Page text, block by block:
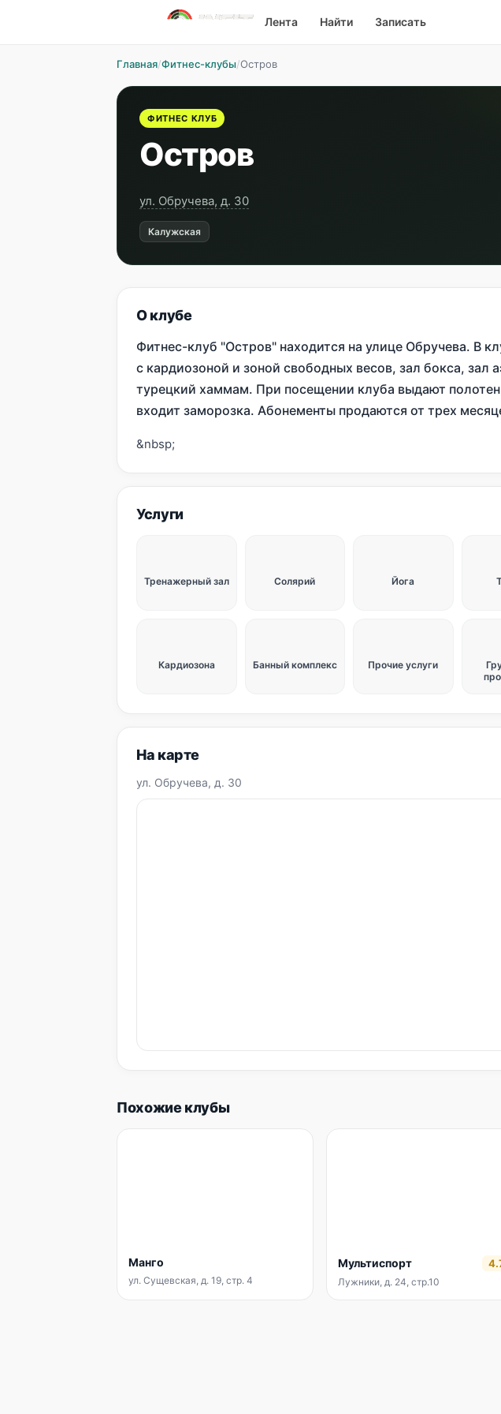
Лента Найти Записать
Главная/Фитнес-клубы/Остров
ФИТНЕС КЛУБ
Остров
ул. Обручева, д. 30
Калужская
О клубе
Фитнес-клуб "Остров" находится на улице Обручева. В
с кардиозоной и зоной свободных весов, зал бокса, зал
турецкий хаммам. При посещении клуба выдают
входит заморозка. Абонементы продаются от трех
&nbsp;
Услуги
Тренажерный зал Солярий Йога
Кардиозона Банный комплекс Прочие услуги
На карте
ул. Обручева, д. 30
Похожие клубы
Манго
ул. Сущевская, д. 19, стр. 4
Мультиспорт
Лужники, д. 24, стр.10